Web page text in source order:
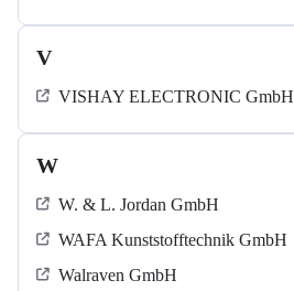
V
VISHAY ELECTRONIC GmbH
W
W. & L. Jordan GmbH
WAFA Kunststofftechnik GmbH
Walraven GmbH